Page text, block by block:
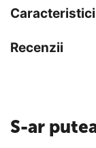
Caracteristici
Recenzii
S-ar